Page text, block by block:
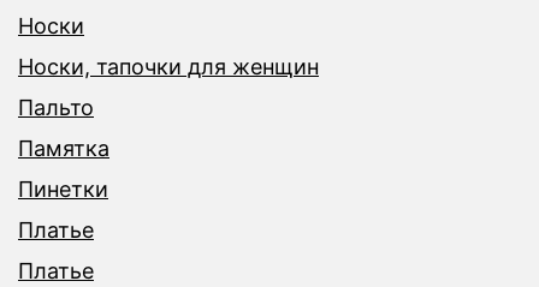
Носки
Носки, тапочки для женщин
Пальто
Памятка
Пинетки
Платье
Платье